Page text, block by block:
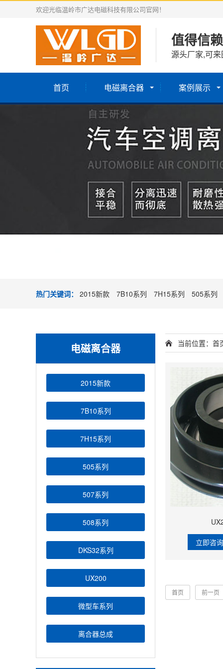
欢迎光临温岭市广达电磁科技有限公司官网！
值得信
源头厂家,可
首页 电磁离合器 案例展示
热门关键词： 2015新款 7B10系列 7H15系列 505系列
电磁离合器
2015新款
7B10系列
7H15系列
505系列
507系列
508系列
DKS32系列
UX200
微型车系列
离合器总成
当前位置： 首
立即咨询
首页 前一页